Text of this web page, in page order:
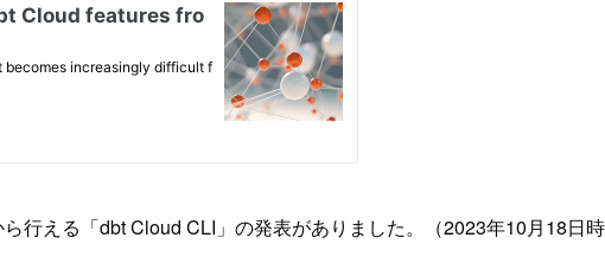
行える「dbt Cloud CLI」の発表がありました。（2023年10月18日